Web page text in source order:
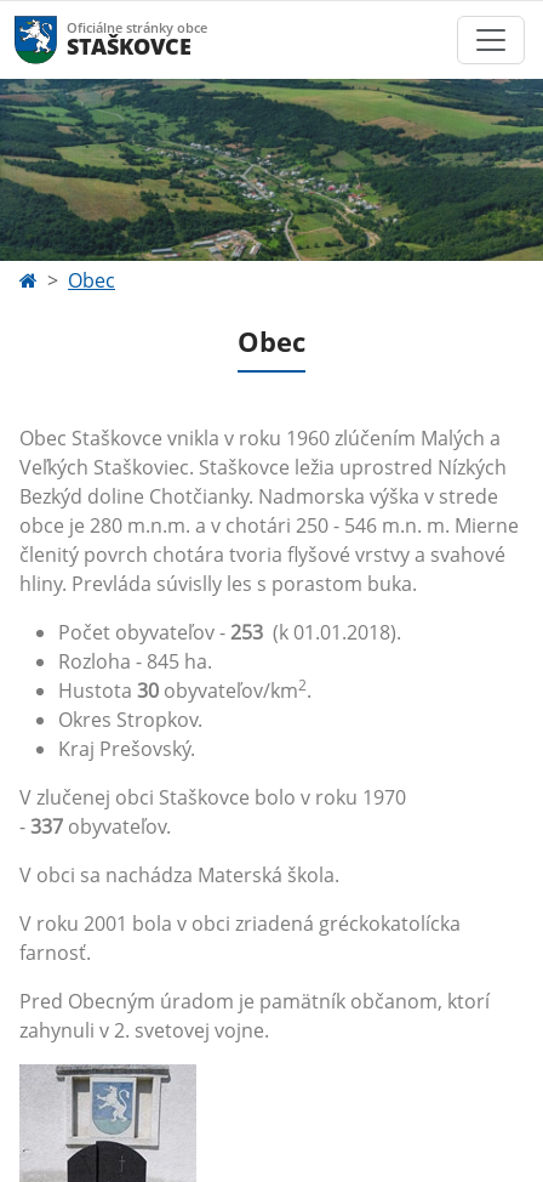
Oficiálne stránky obce
STAŠKOVCE
Obec
Obec
Obec Staškovce vnikla v roku 1960 zlúčením Malých a
Veľkých Staškoviec. Staškovce ležia uprostred Nízkých
Bezkýd doline Chotčianky. Nadmorska výška v strede
obce je 280 m.n.m. a v chotári 250 - 546 m.n. m. Mierne
členitý povrch chotára tvoria flyšové vrstvy a svahové
hliny. Prevláda súvislly les s porastom buka.
Počet obyvateľov -253 (k 01.01.2018).
Rozloha - 845 ha.
Hustota 30 obyvateľov/km2.
Okres Stropkov.
Kraj Prešovský.
V zlučenej obci Staškovce bolo v roku 1970
-337 obyvateľov.
V obci sa nachádza Materská škola.
V roku 2001 bola v obci zriadená gréckokatolícka
farnosť.
Pred Obecným úradom je pamätník občanom, ktorí
zahynuli v 2. svetovej vojne.